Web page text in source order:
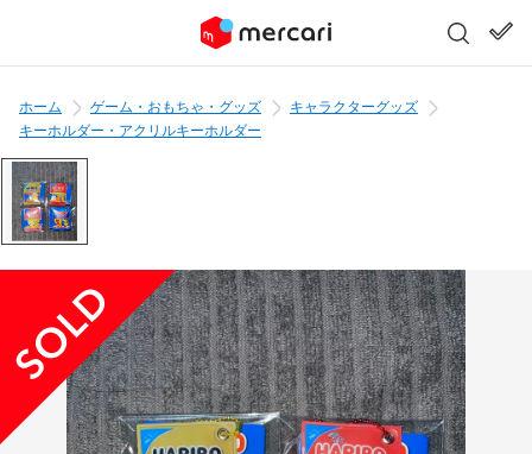
ホーム ゲーム・おもちゃ・グッズ
キャラクターグッズ
キーホルダー・アクリルキーホルダー